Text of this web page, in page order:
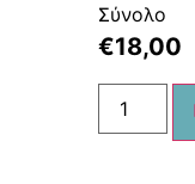
Σύνολο
€18,00